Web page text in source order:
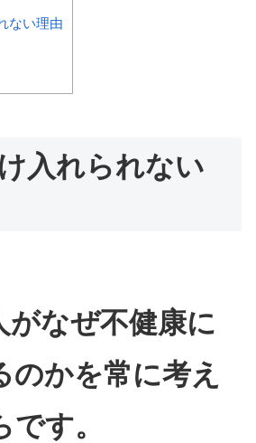
ない理由
入れられない
がなぜ不健康に
のかを常に考え
す。